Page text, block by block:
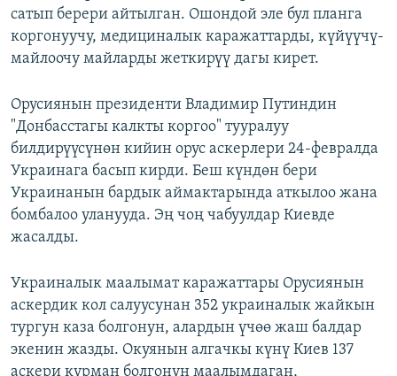
сатып берери айтылган. Ошондой эле бул планга
коргонуучу, медициналык каражаттарды, күйүүчү-
майлоочу майларды жеткирүү дагы кирет.
Орусиянын президенти Владимир Путиндин
"Донбасстагы калкты коргоо" тууралуу
билдирүүсүнөн кийин орус аскерлери 24-февралда
Украинага басып кирди. Беш күндөн бери
Украинанын бардык аймактарында аткылоо жана
бомбалоо уланууда. Эң чоң чабуулдар Киевде
жасалды.
Украиналык маалымат каражаттары Орусиянын
аскердик кол салуусунан 352 украиналык жайкын
тургун каза болгонун, алардын үчөө жаш балдар
экенин жазды. Окуянын алгачкы күнү Киев 137
аскери курман болгонун маалымдаган,